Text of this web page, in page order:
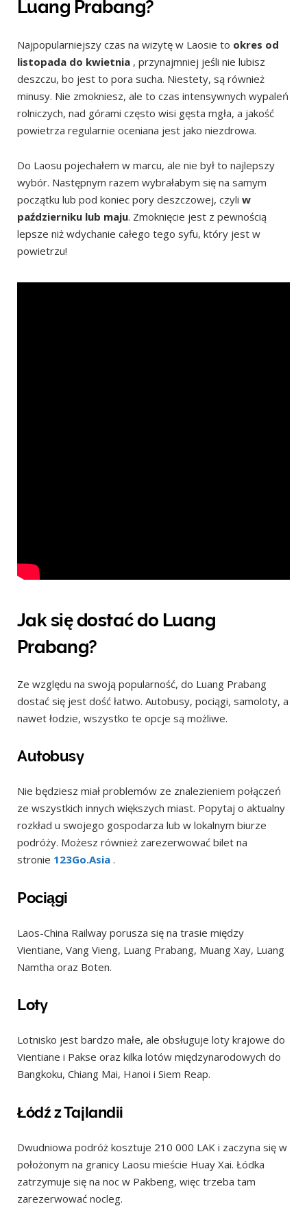
Luang Prabang?
Najpopularniejszy czas na wizytę w Laosie to okres od
listopada do kwietnia , przynajmniej jeśli nie lubisz
deszczu, bo jest to pora sucha. Niestety, są również
minusy. Nie zmokniesz, ale to czas intensywnych wypaleń
rolniczych, nad górami często wisi gęsta mgła, a jakość
powietrza regularnie oceniana jest jako niezdrowa.
Do Laosu pojechałem w marcu, ale nie był to najlepszy
wybór. Następnym razem wybrałabym się na samym
początku lub pod koniec pory deszczowej, czyli w
październiku lub maju. Zmoknięcie jest z pewnością
lepsze niż wdychanie całego tego syfu, który jest w
powietrzu!
Jak się dostać do Luang
Prabang?
Ze względu na swoją popularność, do Luang Prabang
dostać się jest dość łatwo. Autobusy, pociągi, samoloty, a
nawet łodzie, wszystko te opcje są możliwe.
Autobusy
Nie będziesz miał problemów ze znalezieniem połączeń
ze wszystkich innych większych miast. Popytaj o aktualny
rozkład u swojego gospodarza lub w lokalnym biurze
podróży. Możesz również zarezerwować bilet na
stronie 123Go.Asia .
Pociągi
Laos-China Railway porusza się na trasie między
Vientiane, Vang Vieng, Luang Prabang, Muang Xay, Luang
Namtha oraz Boten.
Loty
Lotnisko jest bardzo małe, ale obsługuje loty krajowe do
Vientiane i Pakse oraz kilka lotów międzynarodowych do
Bangkoku, Chiang Mai, Hanoi i Siem Reap.
Łódź z Tajlandii
Dwudniowa podróż kosztuje 210 000 LAK i zaczyna się w
położonym na granicy Laosu mieście Huay Xai. Łódka
zatrzymuje się na noc w Pakbeng, więc trzeba tam
zarezerwować nocleg.